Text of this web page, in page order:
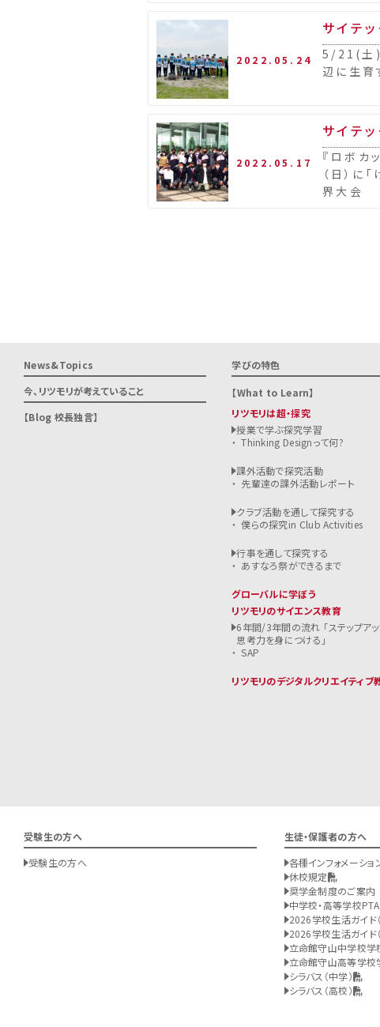
2022.05.24
サイテ
5/21(土)
辺に生育
2022.05.17
サイテ
『ロボカ
（日）に
界大会
News&Topics
今、リツモリが考えていること
Blog 校長独言
学びの特色
What to Learn
リツモリは超・探究
授業で学ぶ探究学習
Thinking Designって何?
課外活動で探究活動
先輩達の課外活動レポート
クラブ活動を通して探究する
僕らの探究in Club Activities
行事を通して探究する
あすなろ祭ができるまで
グローバルに学ぼう
リツモリのサイエンス教育
6年間/3年間の流れ 「ステップア
思考力を身につける」
SAP
リツモリのデジタルクリエイティブ
受験生の方へ
受験生の方へ
生徒・保護者の方へ
各種インフォメーショ
休校規定
奨学金制度のご案内
中学校・高等学校
2026学校生活ガイド
2026学校生活ガイド（
立命館守山中学校学
立命館守山高等学校
シラバス（中学）
シラバス（高校）